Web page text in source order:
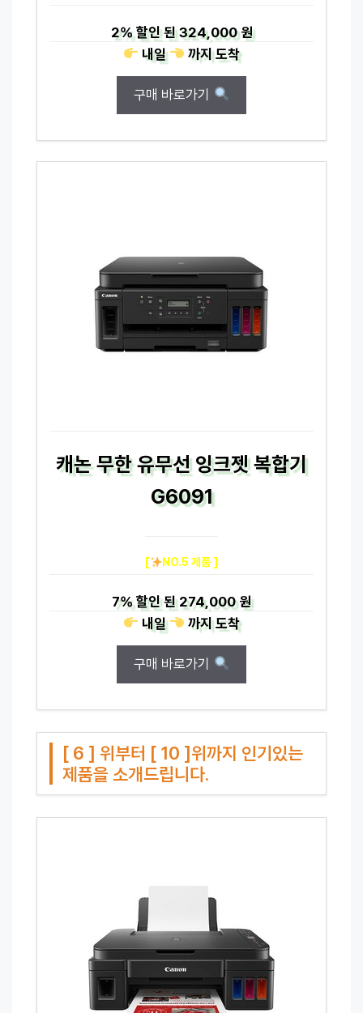
2%할인 된324,000 원
내일
까지도착
구매 바로가기
캐논 무한 유무선 잉크젯 복합기
G6091
[ NO.5 제품 ]
7%할인 된274,000 원
내일
까지도착
구매 바로가기
[ 6 ] 위부터 [ 10 ]위까지 인기있는
제품을 소개드립니다.